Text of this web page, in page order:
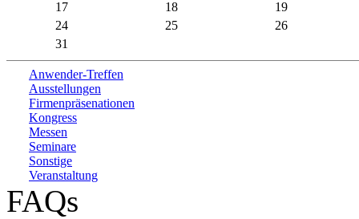
17
18
19
24
25
26
31
Anwender-Treffen
Ausstellungen
Firmenpräsenationen
Kongress
Messen
Seminare
Sonstige
Veranstaltung
FAQs